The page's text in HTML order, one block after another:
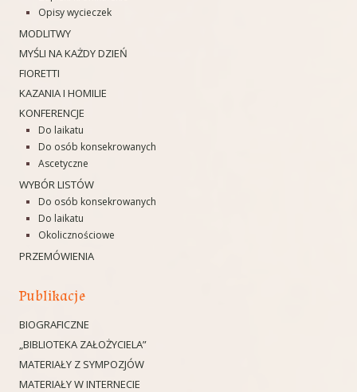
Opisy wycieczek
MODLITWY
MYŚLI NA KAŻDY DZIEŃ
FIORETTI
KAZANIA I HOMILIE
KONFERENCJE
Do laikatu
Do osób konsekrowanych
Ascetyczne
WYBÓR LISTÓW
Do osób konsekrowanych
Do laikatu
Okolicznościowe
PRZEMÓWIENIA
Publikacje
BIOGRAFICZNE
„BIBLIOTEKA ZAŁOŻYCIELA”
MATERIAŁY Z SYMPOZJÓW
MATERIAŁY W INTERNECIE